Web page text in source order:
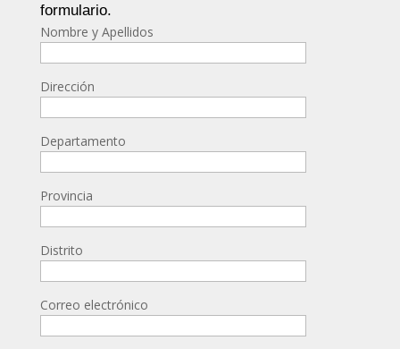
formulario.
Nombre y Apellidos
Dirección
Departamento
Provincia
Distrito
Correo electrónico